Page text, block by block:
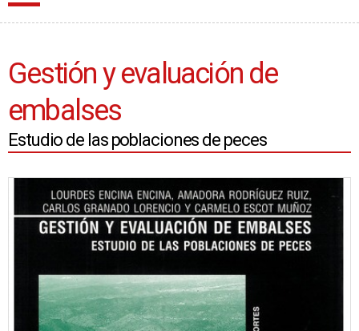
Gestión y evaluación de
embalses
Estudio de las poblaciones de peces